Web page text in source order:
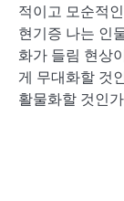
적이고 모순적
현기증 나는 인
화가 들림 현상
게 무대화할 것
활물화할 것인